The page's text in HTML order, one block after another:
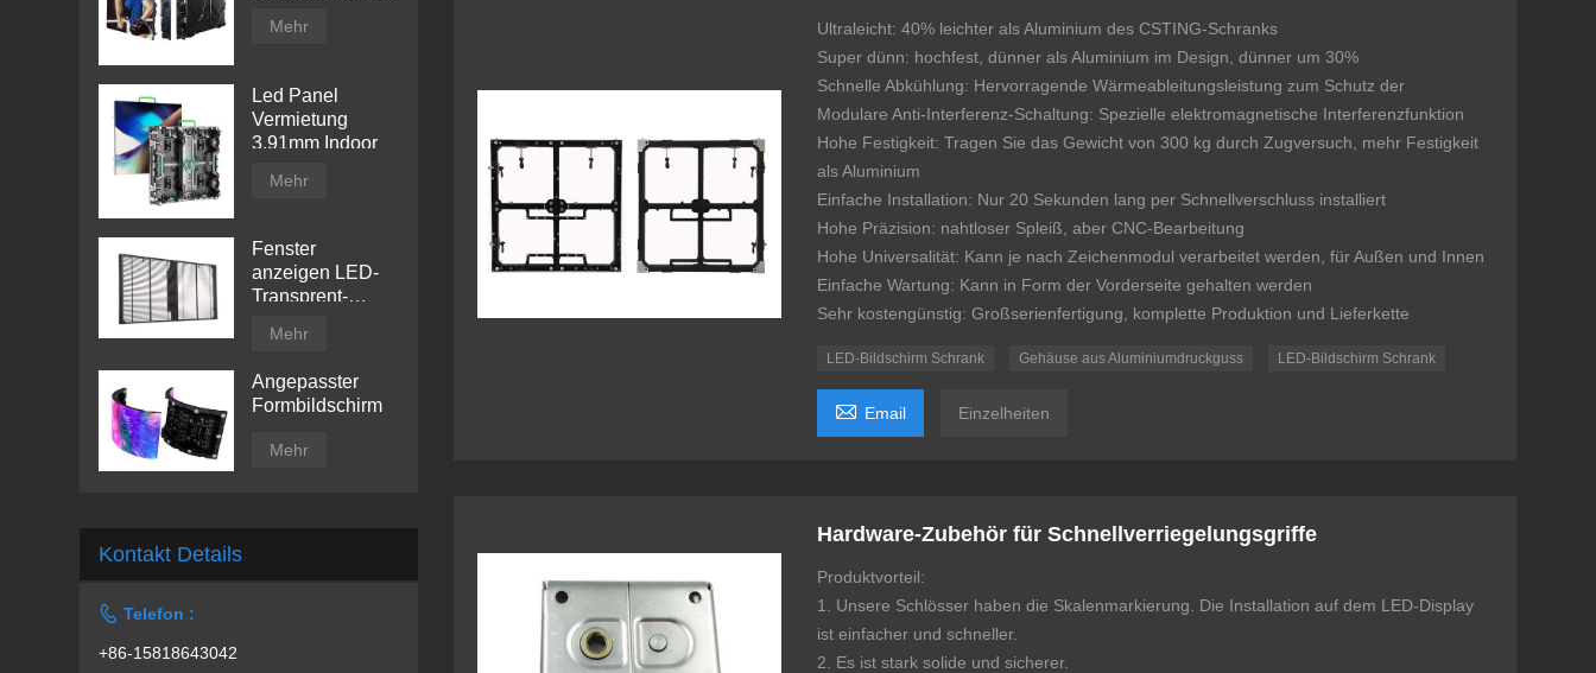
Ultraleicht: 40% leichter als Aluminium des CSTING-Schranks
Super dünn: hochfest, dünner als Aluminium im Design, dünner um 30%
Schnelle Abkühlung: Hervorragende Wärmeableitungsleistung zum Schutz der
Modulare Anti-Interferenz-Schaltung: Spezielle elektromagnetische Interferenzfunktion
Hohe Festigkeit: Tragen Sie das Gewicht von 300 kg durch Zugversuch, mehr Festigkeit
als Aluminium
Einfache Installation: Nur 20 Sekunden lang per Schnellverschluss installiert
Hohe Präzision: nahtloser Spleiß, aber CNC-Bearbeitung
Hohe Universalität: Kann je nach Zeichenmodul verarbeitet werden, für Außen und Innen
Einfache Wartung: Kann in Form der Vorderseite gehalten werden
Sehr kostengünstig: Großserienfertigung, komplette Produktion und Lieferkette
LED-Bildschirm Schrank Gehäuse aus Aluminiumdruckguss LED-Bildschirm Schrank
 Email Einzelheiten
Hardware-Zubehör für Schnellverriegelungsgriffe
Produktvorteil:
1. Unsere Schlösser haben die Skalenmarkierung. Die Installation auf dem LED-Display
ist einfacher und schneller.
2. Es ist stark solide und sicherer.
Mehr
Led Panel
Vermietung
3.91mm Indoor
Mehr
Fenster
anzeigen LED-
Transprent-
Mehr
Angepasster
Formbildschirm
Mehr
Kontakt Details
 Telefon :
+86-15818643042